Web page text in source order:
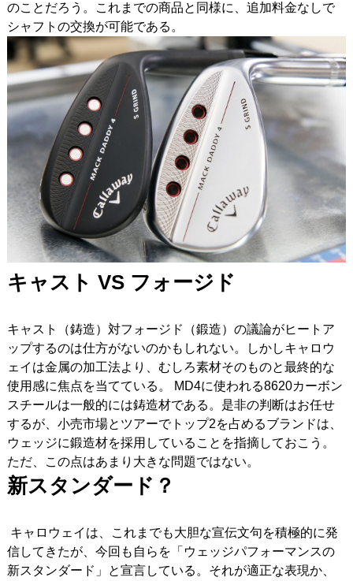
のことだろう。これまでの商品と同様に、追加料金なしで
シャフトの交換が可能である。
キャスト VS フォージド
キャスト（鋳造）対フォージド（鍛造）の議論がヒートア
ップするのは仕方がないのかもしれない。しかしキャロウ
ェイは金属の加工法より、むしろ素材そのものと最終的な
使用感に焦点を当てている。 MD4に使われる8620カーボン
スチールは一般的には鋳造材である。是非の判断はお任せ
するが、小売市場とツアーでトップ2を占めるブランドは、
ウェッジに鍛造材を採用していることを指摘しておこう。
ただ、この点はあまり大きな問題ではない。
新スタンダード？
キャロウェイは、これまでも大胆な宣伝文句を積極的に発
信してきたが、今回も自らを「ウェッジパフォーマンスの
新スタンダード」と宣言している。それが適正な表現か、